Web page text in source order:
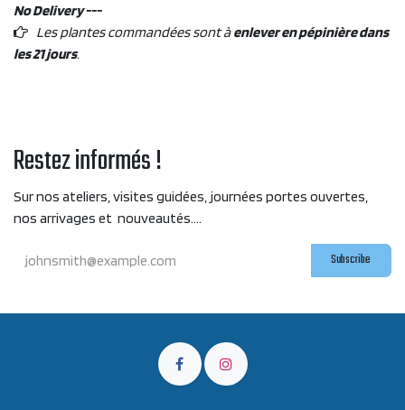
No Delivery ---
Les plantes commandées sont àenlever en pépinière dans
les 21 jours.
Restez informés !
Sur nos ateliers, visites guidées, journées portes ouvertes,
nos arrivages et nouveautés....
Subscribe